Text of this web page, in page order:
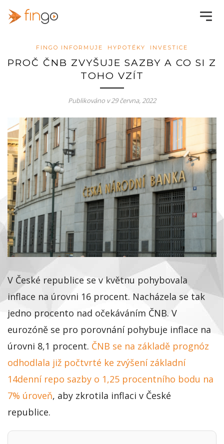
FINGO INFORMUJE HYPOTÉKY INVESTICE
PROČ ČNB ZVYŠUJE SAZBY A CO SI Z
TOHO VZÍT
Publikováno v29 června, 2022
V České republice se v květnu pohybovala
inflace na úrovni 16 procent. Nacházela se tak
jedno procento nad očekáváním ČNB. V
eurozóně se pro porovnání pohybuje inflace na
úrovni 8,1 procent. ČNB se na základě prognóz
odhodlala již počtvrté ke zvýšení základní
14denní repo sazby o 1,25 procentního bodu na
7% úroveň, aby zkrotila inflaci v České
republice.